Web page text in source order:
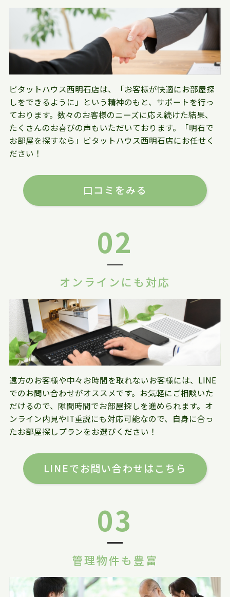
ピタットハウス西明石店は、「お客様が快適にお部屋探
しをできるように」という精神のもと、サポートを行っ
ております。数々のお客様のニーズに応え続けた結果、
たくさんのお喜びの声もいただいております。「明石で
お部屋を探すなら」ピタットハウス西明石店にお任せく
ださい！
口コミをみる
02
オンラインにも対応
遠方のお客様や中々お時間を取れないお客様には、LINE
でのお問い合わせがオススメです。お気軽にご相談いた
だけるので、隙間時間でお部屋探しを進められます。オ
ンライン内見やIT重説にも対応可能なので、自身に合っ
たお部屋探しプランをお選びください！
LINEでお問い合わせはこちら
03
管理物件も豊富